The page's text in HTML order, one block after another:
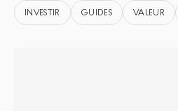
INVESTIR GUIDES VALEUR